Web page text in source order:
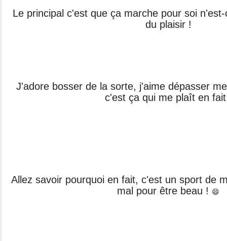
Le principal c'est que ça marche pour soi
du plaisir !
J'adore bosser de la sorte, j'aime dépasser
c'est ça qui me plaît en
Allez savoir pourquoi en fait, c'est un sport de
mal pour être beau ! 😄